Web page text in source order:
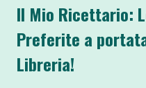
Il Mio Ricettario:
Preferite a
Libreria!